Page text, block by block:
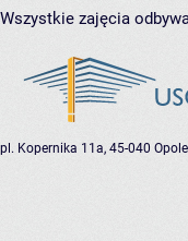
Wszystkie zajęcia
pl. Kopernika 11a, 45-040 Opole